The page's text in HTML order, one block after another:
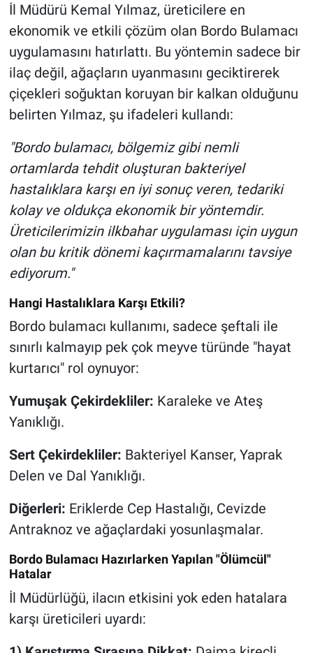
İl Müdürü Kemal Yılmaz, üreticilere en
ekonomik ve etkili çözüm olan Bordo Bulamacı
uygulamasını hatırlattı. Bu yöntemin sadece bir
ilaç değil, ağaçların uyanmasını geciktirerek
çiçekleri soğuktan koruyan bir kalkan olduğunu
belirten Yılmaz, şu ifadeleri kullandı:
"Bordo bulamacı, bölgemiz gibi nemli
ortamlarda tehdit oluşturan bakteriyel
hastalıklara karşı en iyi sonuç veren, tedariki
kolay ve oldukça ekonomik bir yöntemdir.
Üreticilerimizin ilkbahar uygulaması için uygun
olan bu kritik dönemi kaçırmamalarını tavsiye
ediyorum."
Hangi Hastalıklara Karşı Etkili?
Bordo bulamacı kullanımı, sadece şeftali ile
sınırlı kalmayıp pek çok meyve türünde "hayat
kurtarıcı" rol oynuyor:
Yumuşak Çekirdekliler: Karaleke ve Ateş
Yanıklığı.
Sert Çekirdekliler: Bakteriyel Kanser, Yaprak
Delen ve Dal Yanıklığı.
Diğerleri: Eriklerde Cep Hastalığı, Cevizde
Antraknoz ve ağaçlardaki yosunlaşmalar.
Bordo Bulamacı Hazırlarken Yapılan "Ölümcül"
Hatalar
İl Müdürlüğü, ilacın etkisini yok eden hatalara
karşı üreticileri uyardı: